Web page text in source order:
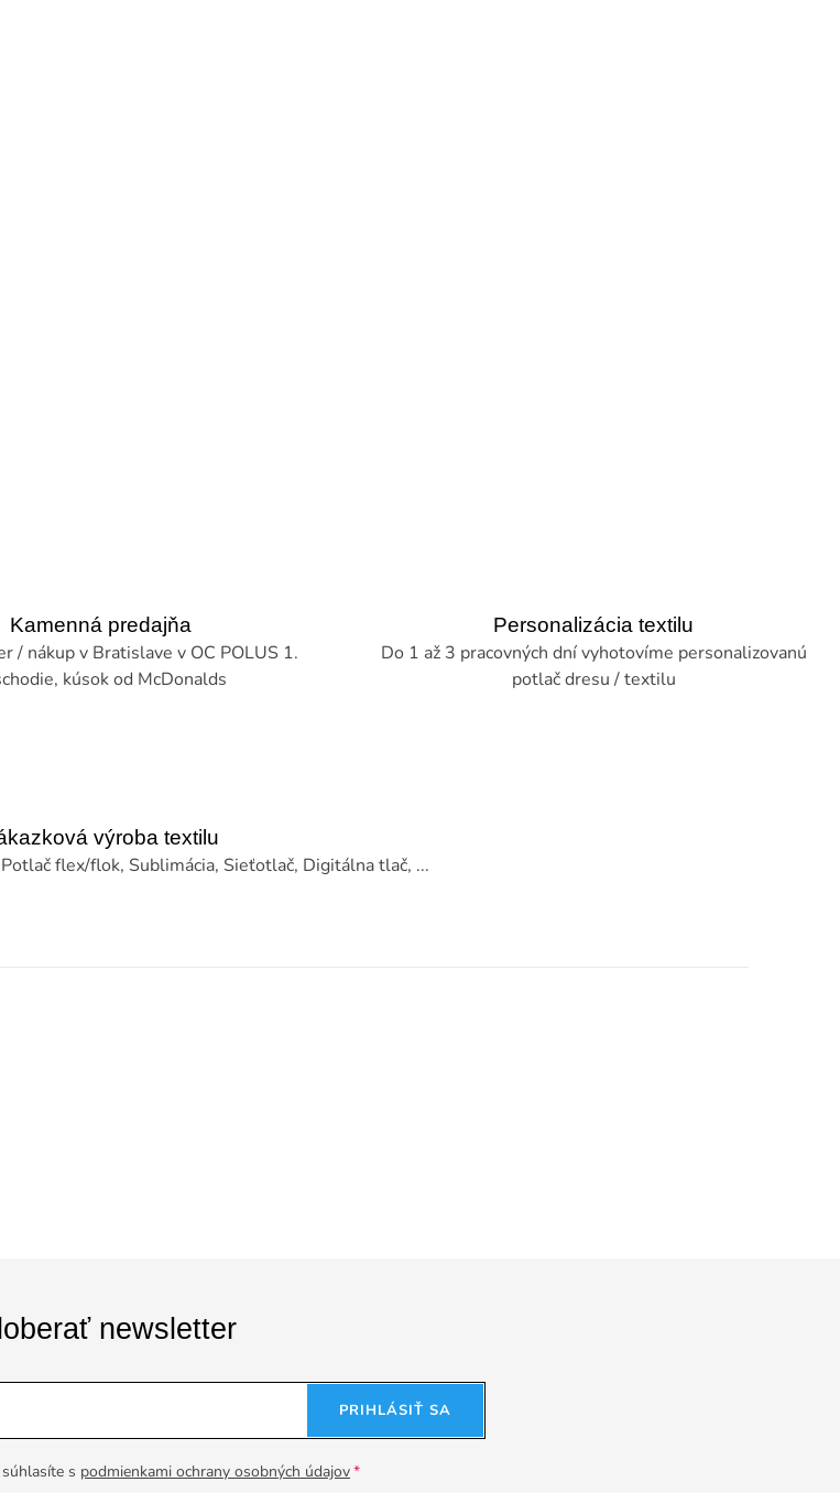
Kamenná predajňa
/ nákup v Bratislave v OC POLUS 1.
kúsok od McDonalds
Personalizácia textilu
Do 1 až 3 pracovných dní vyhotovíme personalizovanú
potlač dresu / textilu
výroba textilu
flex/flok, Sublimácia, Sieťotlač, Digitálna tlač, ...
newsletter
s podmienkami ochrany osobných údajov
PRIHLÁSIŤ SA